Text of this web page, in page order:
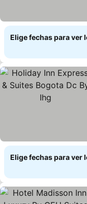
Elige fechas para ver
Elige fechas para ver